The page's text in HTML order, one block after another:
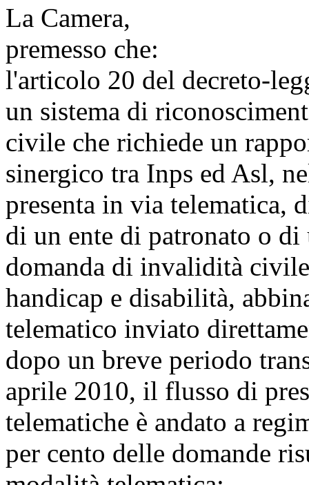
La Camera,
premesso che:
l'articolo 20 del decreto-
un sistema di
civile che richiede un
sinergico tra Inps ed Asl,
presenta in via telematica,
di un ente di patronato o di
domanda di invalidità
handicap e disabilità,
telematico inviato
dopo un breve periodo
aprile 2010, il flusso di
telematiche è andato a
per cento delle domande